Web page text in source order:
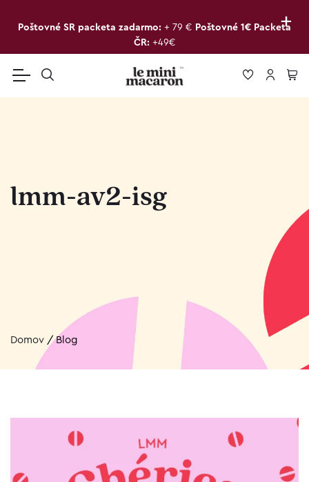
+
Poštovné SR packeta zadarmo: + 79 € Poštovné 1€ Packeta
ČR: +49€
lmm-av2-isg
Domov /Blog